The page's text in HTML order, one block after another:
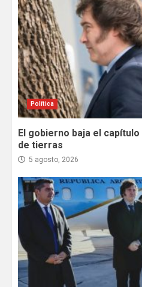
Política
El gobierno baja el
de tierras
5 agosto, 2026